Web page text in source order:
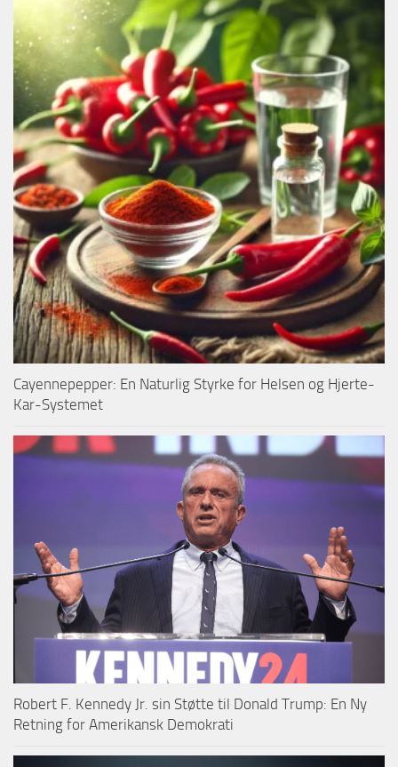
Cayennepepper: En Naturlig Styrke for Helsen og Hjerte-
Kar-Systemet
Robert F. Kennedy Jr. sin Støtte til Donald Trump: En Ny
Retning for Amerikansk Demokrati